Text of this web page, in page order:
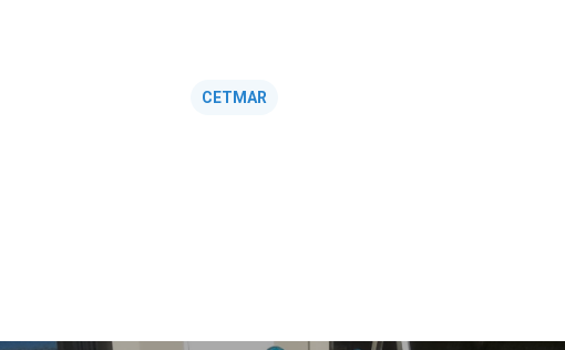
CETMAR